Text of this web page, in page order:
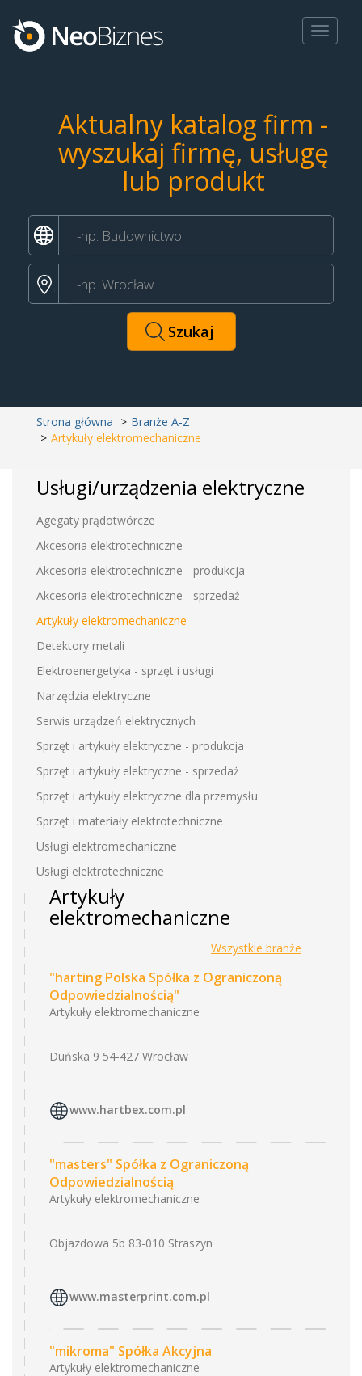
Toggle
Aktualny katalog firm -
wyszukaj firmę, usługę
lub produkt
Strona główna
Branże A-Z
Artykuły elektromechaniczne
Usługi/urządzenia elektryczne
Agegaty prądotwórcze
Akcesoria elektrotechniczne
Akcesoria elektrotechniczne - produkcja
Akcesoria elektrotechniczne - sprzedaż
Artykuły elektromechaniczne
Detektory metali
Elektroenergetyka - sprzęt i usługi
Narzędzia elektryczne
Serwis urządzeń elektrycznych
Sprzęt i artykuły elektryczne - produkcja
Sprzęt i artykuły elektryczne - sprzedaż
Sprzęt i artykuły elektryczne dla przemysłu
Sprzęt i materiały elektrotechniczne
Usługi elektromechaniczne
Usługi elektrotechniczne
Artykuły
elektromechaniczne
Wszystkie branże
"harting Polska Spółka z Ograniczoną
Odpowiedzialnością"
Artykuły elektromechaniczne
Duńska 9 54-427 Wrocław
www.hartbex.com.pl
"masters" Spółka z Ograniczoną
Odpowiedzialnością
Artykuły elektromechaniczne
Objazdowa 5b 83-010 Straszyn
www.masterprint.com.pl
"mikroma" Spółka Akcyjna
Artykuły elektromechaniczne